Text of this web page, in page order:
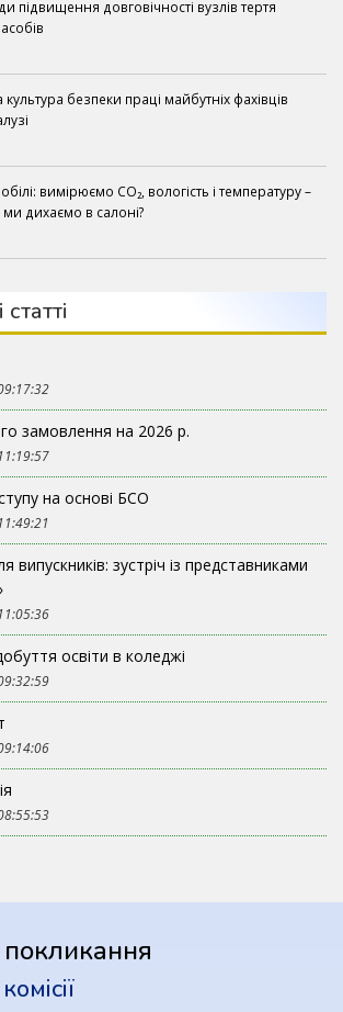
підвищення довговічності вузлів тертя
безпеки праці майбутніх фахівців
вимірюємо CO₂, вологість і температуру –
дихаємо в салоні?
замовлення на 2026 р.
на основі БСО
випускників: зустріч із представниками
освіти в коледжі
покликання